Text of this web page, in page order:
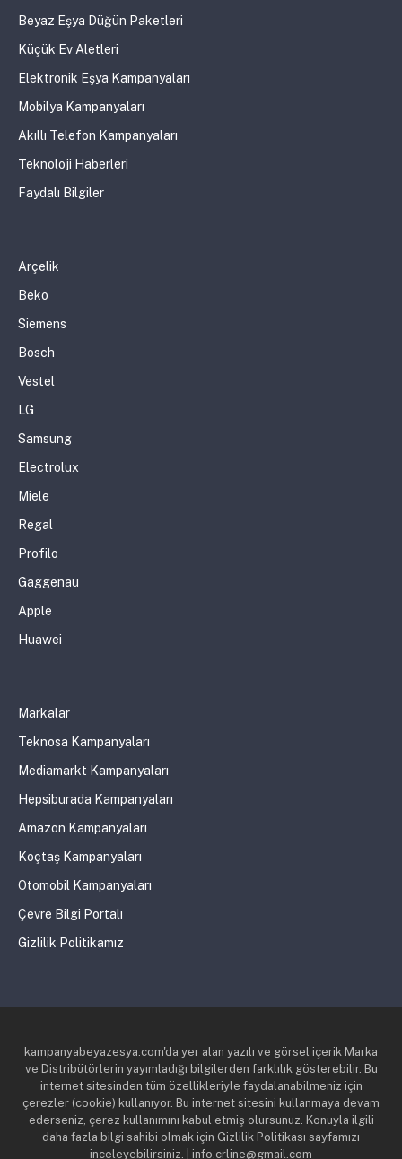
Beyaz Eşya Düğün Paketleri
Küçük Ev Aletleri
Elektronik Eşya Kampanyaları
Mobilya Kampanyaları
Akıllı Telefon Kampanyaları
Teknoloji Haberleri
Faydalı Bilgiler
Arçelik
Beko
Siemens
Bosch
Vestel
LG
Samsung
Electrolux
Miele
Regal
Profilo
Gaggenau
Apple
Huawei
Markalar
Teknosa Kampanyaları
Mediamarkt Kampanyaları
Hepsiburada Kampanyaları
Amazon Kampanyaları
Koçtaş Kampanyaları
Otomobil Kampanyaları
Çevre Bilgi Portalı
Gizlilik Politikamız
kampanyabeyazesya.com'da yer alan yazılı ve görsel içerik Marka
ve Distribütörlerin yayımladığı bilgilerden farklılık gösterebilir. Bu
internet sitesinden tüm özellikleriyle faydalanabilmeniz için
çerezler (cookie) kullanıyor. Bu internet sitesini kullanmaya devam
ederseniz, çerez kullanımını kabul etmiş olursunuz. Konuyla ilgili
daha fazla bilgi sahibi olmak için Gizlilik Politikası sayfamızı
inceleyebilirsiniz. | info.crline@gmail.com